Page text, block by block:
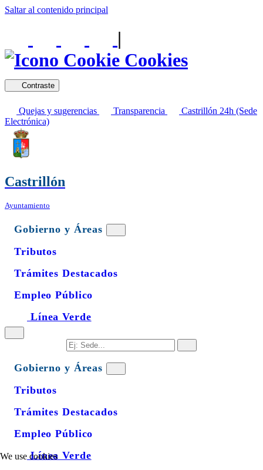
Saltar al contenido principal
|
Cookies
Contraste
Quejas y sugerencias Transparencia
Castrillón 24h (Sede
Electrónica)
Castrillón
Ayuntamiento
Gobierno y Áreas
Tributos
Trámites Destacados
Empleo Público
Línea Verde
Gobierno y Áreas
Tributos
Trámites Destacados
Empleo Público
Línea Verde
We use cookies